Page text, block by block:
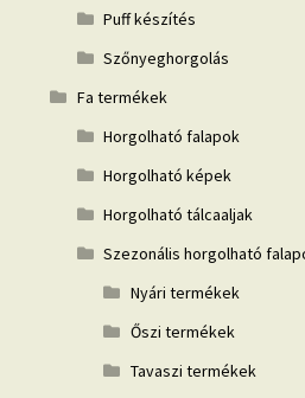
Puff készítés
Szőnyeghorgolás
Fa termékek
Horgolható falapok
Horgolható képek
Horgolható tálcaaljak
Szezonális horgolható
Nyári termékek
Őszi termékek
Tavaszi termékek